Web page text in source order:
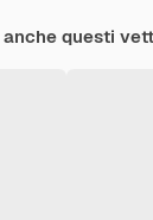
questi